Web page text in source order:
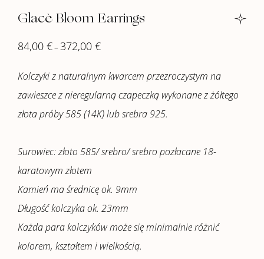
Glacè Bloom Earrings
84,00 €–372,00 €
Kolczyki z naturalnym kwarcem przezroczystym na
zawieszce z nieregularną czapeczką wykonane z żółtego
złota próby 585 (14K) lub srebra 925.
Surowiec: złoto 585/ srebro/ srebro pozłacane 18-
karatowym złotem
Kamień ma średnicę ok. 9mm
Długość kolczyka ok. 23mm
Każda para kolczyków może się minimalnie różnić
kolorem, kształtem i wielkością.